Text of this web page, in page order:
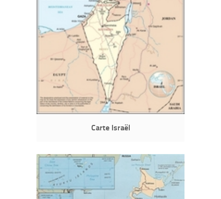
Carte Israël